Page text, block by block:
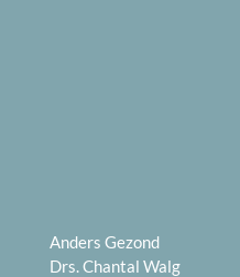
Anders Gezond
Drs. Chantal Walg